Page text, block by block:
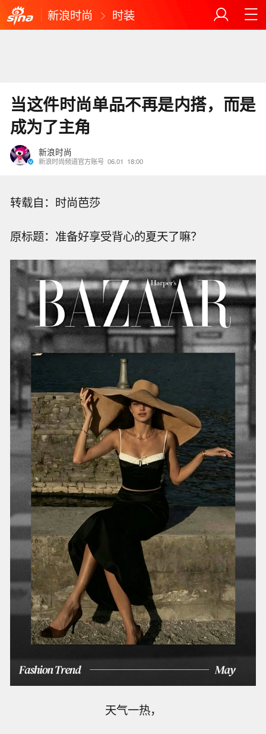
新浪时尚 时装
当这件时尚单品不再是内搭，而是
成为了主角
新浪时尚
新浪时尚频道官方账号 06.01 18:00
转载自：时尚芭莎
原标题：准备好享受背心的夏天了嘛？
天气一热，